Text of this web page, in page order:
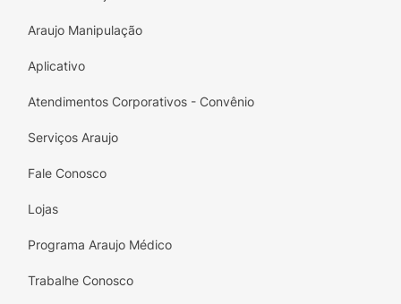
Araujo Manipulação
Aplicativo
Atendimentos Corporativos - Convênio
Serviços Araujo
Fale Conosco
Lojas
Programa Araujo Médico
Trabalhe Conosco